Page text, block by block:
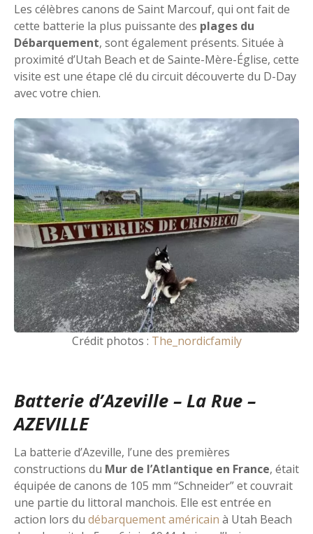
Les célèbres canons de Saint Marcouf, qui ont fait de
cette batterie la plus puissante des plages du
Débarquement, sont également présents. Située à
proximité d’Utah Beach et de Sainte-Mère-Église, cette
visite est une étape clé du circuit découverte du D-Day
avec votre chien.
Crédit photos : The_nordicfamily
Batterie d’Azeville – La Rue –
AZEVILLE
La batterie d’Azeville, l’une des premières
constructions du Mur de l’Atlantique en France, était
équipée de canons de 105 mm “Schneider” et couvrait
une partie du littoral manchois. Elle est entrée en
action lors du débarquement américain à Utah Beach